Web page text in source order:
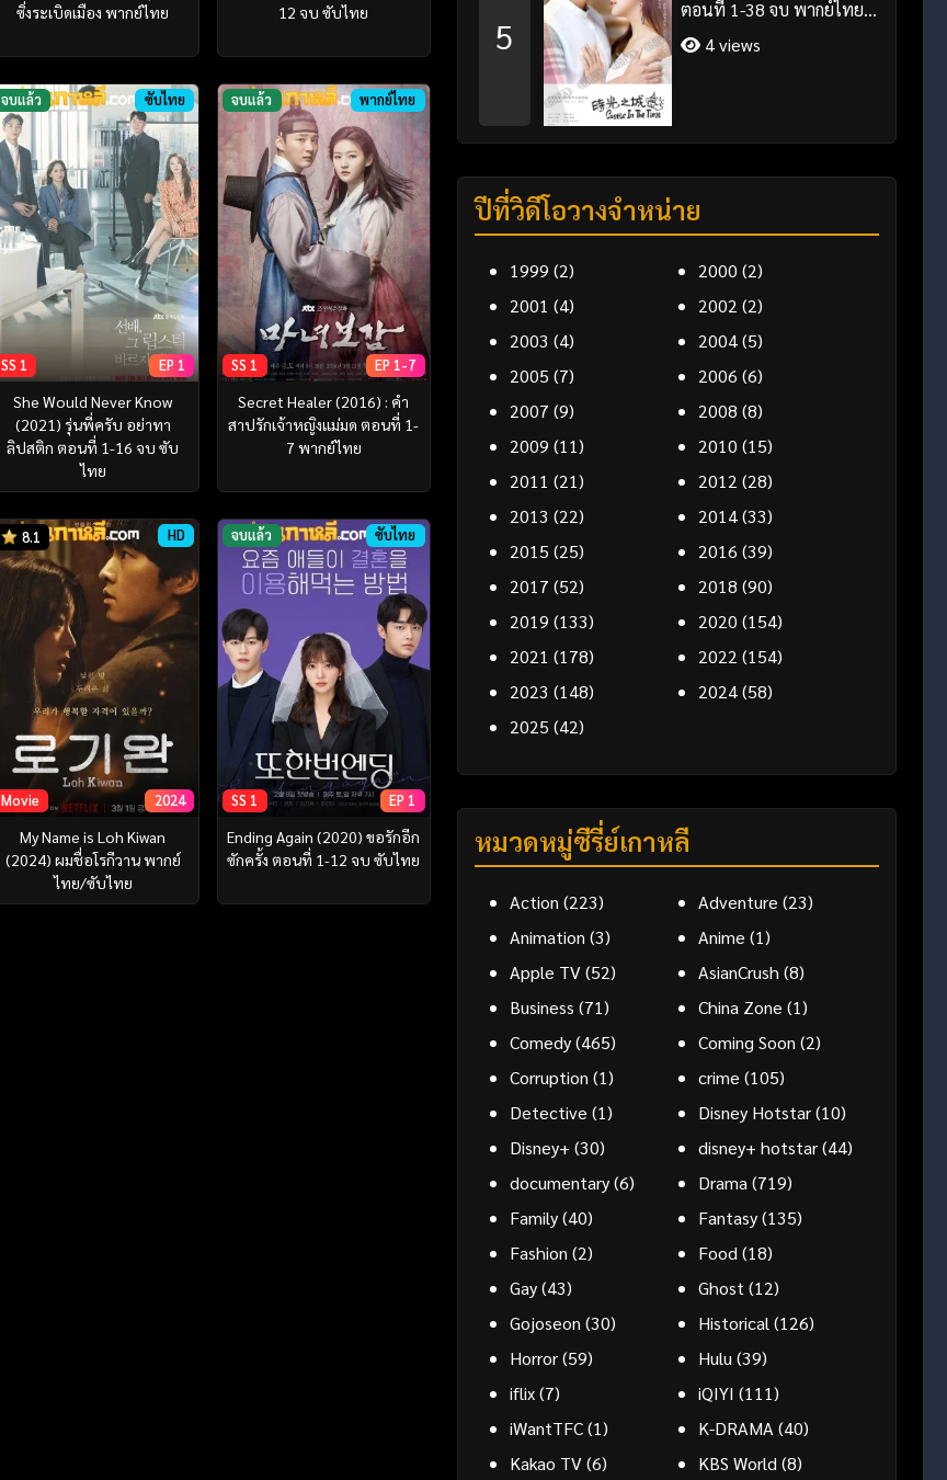
ซิ่งระเบิดเมือง พากย์ไทย
12 จบ ซับไทย
จบแล้ว ซับไทย
SS 1 EP 1
She Would Never Know
(2021) รุ่นพี่ครับ อย่าทา
ลิปสติก ตอนที่ 1-16 จบ ซับ
ไทย
จบแล้ว พากย์ไทย
SS 1 EP 1-7
Secret Healer (2016) : คำ
สาปรักเจ้าหญิงแม่มด ตอนที่ 1-
7 พากย์ไทย
8.1 HD
Movie 2024
My Name is Loh Kiwan
(2024) ผมชื่อโรกีวาน พากย์
ไทย/ซับไทย
จบแล้ว ซับไทย
SS 1 EP 1
Ending Again (2020) ขอรักอีก
ซักครั้ง ตอนที่ 1-12 จบ ซับไทย
5
ตอนที่ 1-38 จบ พากย์ไทย/
ซับไทย4 views
ปีที่วิดีโอวางจำหน่าย
1999 (2) 2000 (2)
2001 (4) 2002 (2)
2003 (4) 2004(5)
2005 (7) 2006 (6)
2007 (9) 2008 (8)
2009 (11) 2010 (15)
2011 (21) 2012 (28)
2013 (22) 2014(33)
2015 (25) 2016 (39)
2017 (52) 2018 (90)
2019 (133) 2020 (154)
2021 (178) 2022 (154)
2023 (148) 2024(58)
2025 (42)
หมวดหมู่ซีรี่ย์เกาหลี
Action (223) Adventure (23)
Animation (3) Anime (1)
Apple TV(52) AsianCrush (8)
Business (71) China Zone (1)
Comedy(465) Coming Soon (2)
Corruption (1) crime (105)
Detective (1) Disney Hotstar(10)
Disney+ (30) disney+ hotstar(44)
documentary(6) Drama (719)
Family(40) Fantasy(135)
Fashion (2) Food (18)
Gay(43) Ghost (12)
Gojoseon (30) Historical (126)
Horror(59) Hulu (39)
iflix(7) iQIYI (111)
iWantTFC(1) K-DRAMA (40)
Kakao TV(6) KBS World (8)